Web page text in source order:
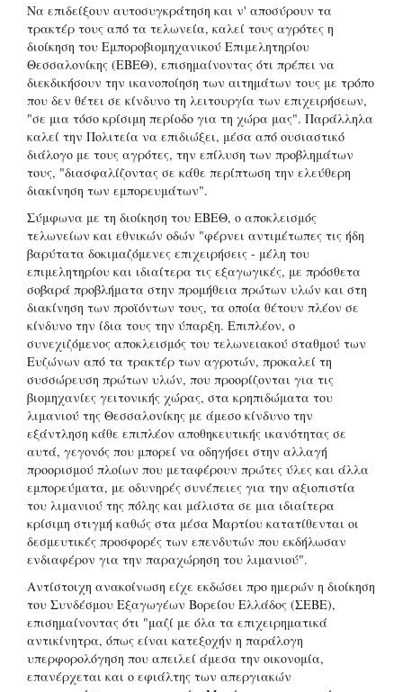
Να επιδείξουν αυτοσυγκράτηση και ν' αποσύρουν τα
τρακτέρ τους από τα τελωνεία, καλεί τους αγρότες η
διοίκηση του Εμποροβιομηχανικού Επιμελητηρίου
Θεσσαλονίκης (ΕΒΕΘ), επισημαίνοντας ότι πρέπει να
διεκδικήσουν την ικανοποίηση των αιτημάτων τους με τρόπο
που δεν θέτει σε κίνδυνο τη λειτουργία των επιχειρήσεων,
"σε μια τόσο κρίσιμη περίοδο για τη χώρα μας". Παράλληλα
καλεί την Πολιτεία να επιδιώξει, μέσα από ουσιαστικό
διάλογο με τους αγρότες, την επίλυση των προβλημάτων
τους, "διασφαλίζοντας σε κάθε περίπτωση την ελεύθερη
διακίνηση των εμπορευμάτων".
Σύμφωνα με τη διοίκηση του ΕΒΕΘ, ο αποκλεισμός
τελωνείων και εθνικών οδών "φέρνει αντιμέτωπες τις ήδη
βαρύτατα δοκιμαζόμενες επιχειρήσεις - μέλη του
επιμελητηρίου και ιδιαίτερα τις εξαγωγικές, με πρόσθετα
σοβαρά προβλήματα στην προμήθεια πρώτων υλών και στη
διακίνηση των προϊόντων τους, τα οποία θέτουν πλέον σε
κίνδυνο την ίδια τους την ύπαρξη. Επιπλέον, ο
συνεχιζόμενος αποκλεισμός του τελωνειακού σταθμού των
Ευζώνων από τα τρακτέρ των αγροτών, προκαλεί τη
συσσώρευση πρώτων υλών, που προορίζονται για τις
βιομηχανίες γειτονικής χώρας, στα κρηπιδώματα του
λιμανιού της Θεσσαλονίκης με άμεσο κίνδυνο την
εξάντληση κάθε επιπλέον αποθηκευτικής ικανότητας σε
αυτά, γεγονός που μπορεί να οδηγήσει στην αλλαγή
προορισμού πλοίων που μεταφέρουν πρώτες ύλες και άλλα
εμπορεύματα, με οδυνηρές συνέπειες για την αξιοπιστία
του λιμανιού της πόλης και μάλιστα σε μια ιδιαίτερα
κρίσιμη στιγμή καθώς στα μέσα Μαρτίου κατατίθενται οι
δεσμευτικές προσφορές των επενδυτών που εκδήλωσαν
ενδιαφέρον για την παραχώρηση του λιμανιού".
Αντίστοιχη ανακοίνωση είχε εκδώσει προ ημερών η διοίκηση
του Συνδέσμου Εξαγωγέων Βορείου Ελλάδος (ΣΕΒΕ),
επισημαίνοντας ότι "μαζί με όλα τα επιχειρηματικά
αντικίνητρα, όπως είναι κατεξοχήν η παράλογη
υπερφορολόγηση που απειλεί άμεσα την οικονομία,
επανέρχεται και ο εφιάλτης των απεργιακών